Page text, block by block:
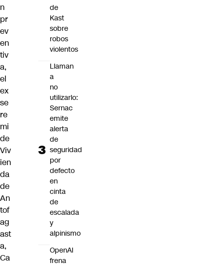
n
pr
ev
en
tiv
a,
el
ex
se
re
mi
de
Viv
ien
da
de
An
tof
ag
ast
a,
Ca
de
Kast
sobre
robos
violentos
Llaman
a
no
utilizarlo:
Sernac
emite
alerta
de
seguridad
por
defecto
en
cinta
de
escalada
y
alpinismo
OpenAI
frena